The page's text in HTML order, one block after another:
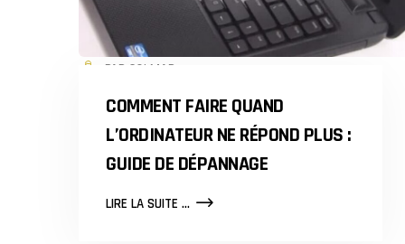
PAR COLMAR
COMMENT FAIRE QUAND
L’ORDINATEUR NE RÉPOND PLUS :
GUIDE DE DÉPANNAGE
LIRE LA SUITE ...COMMENT